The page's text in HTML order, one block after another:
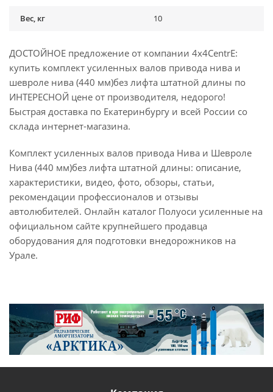
Вес, кг 10
ДОСТОЙНОЕ предложение от компании 4x4CentrE:
купить комплект усиленных валов привода нива и
шевроле нива (440 мм)без лифта штатной длины по
ИНТЕРЕСНОЙ цене от производителя, недорого!
Быстрая доставка по Екатеринбургу и всей России со
склада интернет-магазина.
Комплект усиленных валов привода Нива и Шевроле
Нива (440 мм)без лифта штатной длины: описание,
характеристики, видео, фото, обзоры, статьи,
рекомендации профессионалов и отзывы
автолюбителей. Онлайн каталог Полуоси усиленные на
официальном сайте крупнейшего продавца
оборудования для подготовки внедорожников на
Урале.